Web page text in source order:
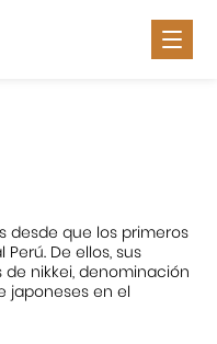
desde que los primeros
De ellos, sus
nikkei, denominación
japoneses en el